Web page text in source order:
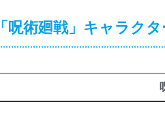
呪術廻戦」キャラク